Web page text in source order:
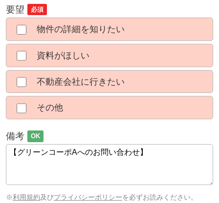
要望 必須
物件の詳細を知りたい
資料がほしい
不動産会社に行きたい
その他
備考 OK
※利用規約及びプライバシーポリシーを必ずお読みください。